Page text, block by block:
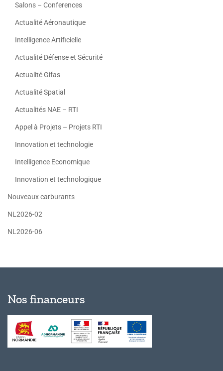
Salons – Conferences
Actualité Aéronautique
Intelligence Artificielle
Actualité Défense et Sécurité
Actualité Gifas
Actualité Spatial
Actualités NAE – RTI
Appel à Projets – Projets RTI
Innovation et technologie
Intelligence Economique
Innovation et technologique
Nouveaux carburants
NL2026-02
NL2026-06
Nos financeurs